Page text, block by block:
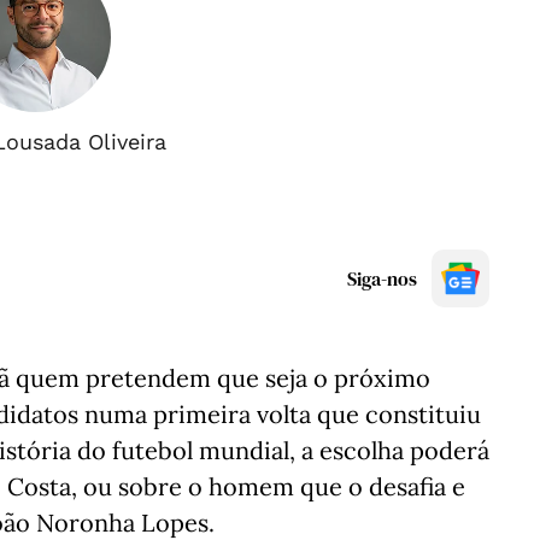
Oliveira
Siga-nos
quem pretendem que seja o próximo
numa primeira volta que constituiu
do futebol mundial, a escolha poderá
ou sobre o homem que o desafia e
Noronha Lopes.